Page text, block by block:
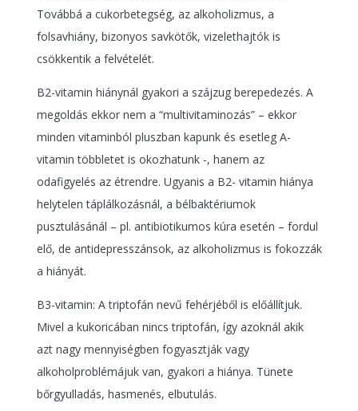
Továbbá a cukorbetegség, az alkoholizmus, a
folsavhiány, bizonyos savkötők, vizelethajtók is
csökkentik a felvételét.
B2-vitamin hiánynál gyakori a szájzug berepedezés. A
megoldás ekkor nem a “multivitaminozás” – ekkor
minden vitaminból pluszban kapunk és esetleg A-
vitamin többletet is okozhatunk -, hanem az
odafigyelés az étrendre. Ugyanis a B2- vitamin hiánya
helytelen táplálkozásnál, a bélbaktériumok
pusztulásánál – pl. antibiotikumos kúra esetén – fordul
elő, de antidepresszánsok, az alkoholizmus is fokozzák
a hiányát.
B3-vitamin: A triptofán nevű fehérjéből is előállítjuk.
Mivel a kukoricában nincs triptofán, így azoknál akik
azt nagy mennyiségben fogyasztják vagy
alkoholproblémájuk van, gyakori a hiánya. Tünete
bőrgyulladás, hasmenés, elbutulás.